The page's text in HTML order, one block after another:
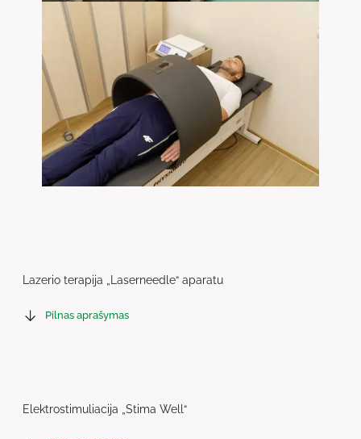
Lazerio terapija „Laserneedle“ aparatu
Pilnas aprašymas
Elektrostimuliacija „Stima Well“